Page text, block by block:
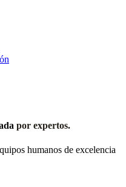
por expertos.
humanos de excelencia